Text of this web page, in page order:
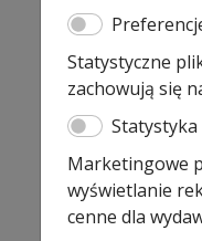
Statystyczne
zachowują się
Statystyka
Marketingowe
wyświetlanie
cenne dla